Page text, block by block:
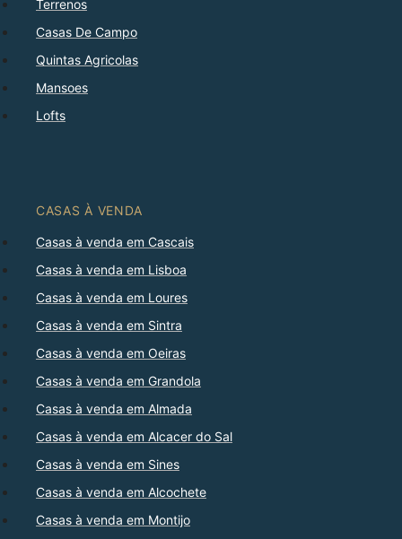
Terrenos
Casas De Campo
Quintas Agricolas
Mansoes
Lofts
CASAS À VENDA
Casas à venda em Cascais
Casas à venda em Lisboa
Casas à venda em Loures
Casas à venda em Sintra
Casas à venda em Oeiras
Casas à venda em Grandola
Casas à venda em Almada
Casas à venda em Alcacer do Sal
Casas à venda em Sines
Casas à venda em Alcochete
Casas à venda em Montijo